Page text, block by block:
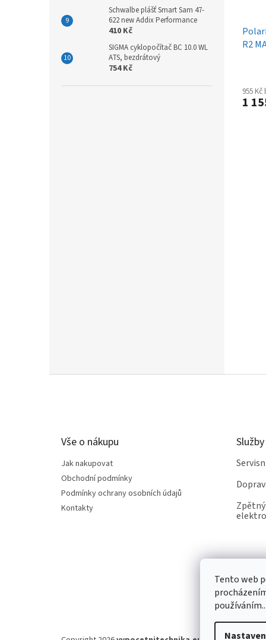
Tento web
Schwalbe plášť Smart Sam 47-
622 new Addix Performance
410 Kč
SIGMA cyklopočítač BC 10.0 WL
ATS, bezdrátový
754 Kč
R2
955 Kč
1
Vše o nákupu
Jak nakupovat
Obchodní podmínky
Podmínky ochrany osobních údajů
Kontakty
Služby